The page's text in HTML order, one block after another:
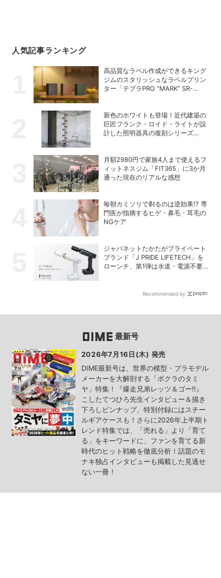
人気記事ランキング
高品質なラベル作成ができるキング
ジムのスタリッシュなラベルプリン
ター「テプラPRO “MARK” SR-
新色のホワイトも登場！近代建築の
巨匠フランク・ロイド・ライトが設
計した照明器具の復刻シリーズ
月額2980円で家族4人まで使えるフ
ィットネスジム「FIT365」に3か月
通った現在のリアルな感想
毎朝カミソリで剃るのは逆効果!? 専
門医が指摘するヒゲ・鼻毛・耳毛の
NGケア
ジャパネットたかたがプライベート
ブランド「J PRIDE LIFETECH」を
ローンチ、第1弾は水道・電源不要
Recommended by
最新号
2026年7月16日(木) 発売
DIME最新号は、世界の模型・プラモデル
メーカーを大解剖する「ボクラのタミ
ヤ」特集！『爆走兄弟レッツ＆ゴー!!』
こしたてつひろ先生インタビュー＆描き
下ろしピンナップ、特別付録にはスチー
ルギアケースも！さらに2026年上半期ト
レンド特集では、「売れる」より「育て
る」をキーワードに、ファンを育てる新
時代のヒット戦略を徹底分析！話題のモ
ナキ独占インタビューも掲載した見逃せ
ない一冊！